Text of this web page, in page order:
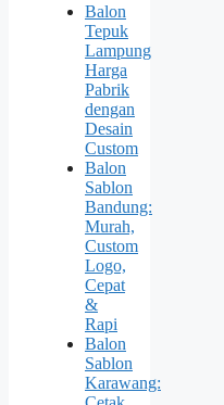
Balon
Tepuk
Lampung
Harga
Pabrik
dengan
Desain
Custom
Balon
Sablon
Bandung:
Murah,
Custom
Logo,
Cepat
&
Rapi
Balon
Sablon
Karawang: